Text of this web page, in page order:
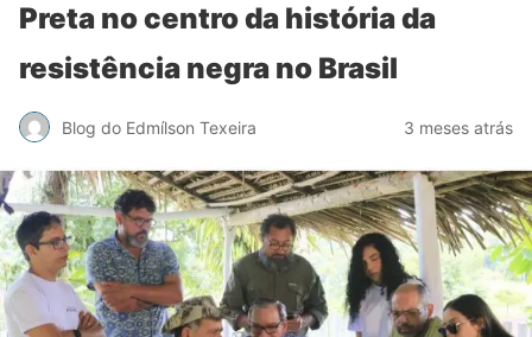
Preta no centro da história da
resistência negra no Brasil
Blog do Edmílson Texeira 3 meses atrás